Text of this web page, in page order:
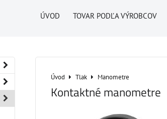
ÚVOD TOVAR PODĽA VÝROBCOV
Úvod Tlak Manometre
Kontaktné manometre